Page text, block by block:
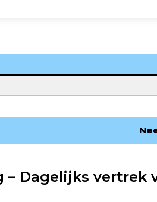
– Dagelijks